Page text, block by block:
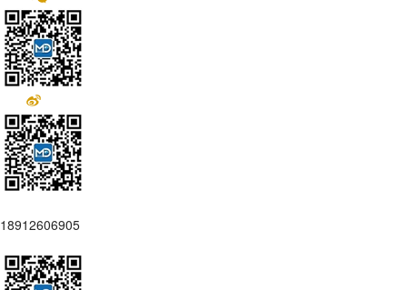
18912606905